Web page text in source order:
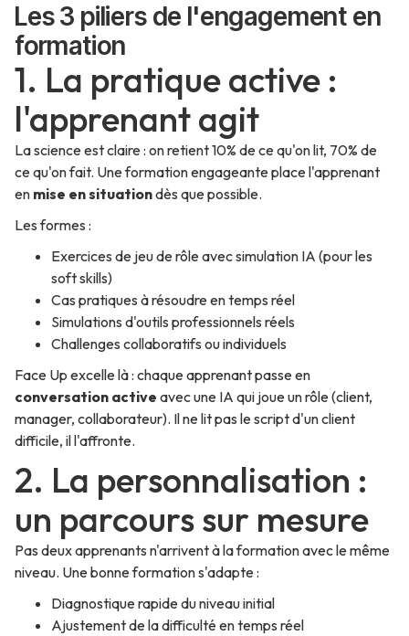
Les 3 piliers de l'engagement en
formation
1. La pratique active :
l'apprenant agit
La science est claire : on retient 10% de ce qu'on lit, 70% de
ce qu'on fait. Une formation engageante place l'apprenant
en mise en situationdès que possible.
Les formes :
Exercices de jeu de rôle avec simulation IA (pour les
soft skills)
Cas pratiques à résoudre en temps réel
Simulations d'outils professionnels réels
Challenges collaboratifs ou individuels
Face Up excelle là : chaque apprenant passe en
conversation active avec une IA qui joue un rôle (client,
manager, collaborateur). Il ne lit pas le script d'un client
difficile, il l'affronte.
2. La personnalisation :
un parcours sur mesure
Pas deux apprenants n'arrivent à la formation avec le même
niveau. Une bonne formation s'adapte :
Diagnostique rapide du niveau initial
Ajustement de la difficulté en temps réel